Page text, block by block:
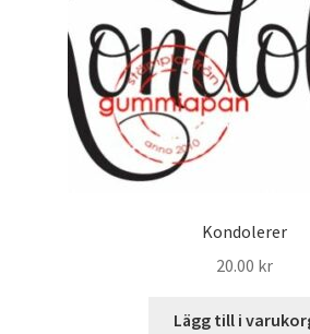
Kondolerer
20.00 kr
Lägg till i